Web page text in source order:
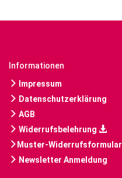
Informationen
Impressum
Datenschutzerklärung
AGB
Widerrufsbelehrung
Muster-Widerrufsformular
Newsletter Anmeldung